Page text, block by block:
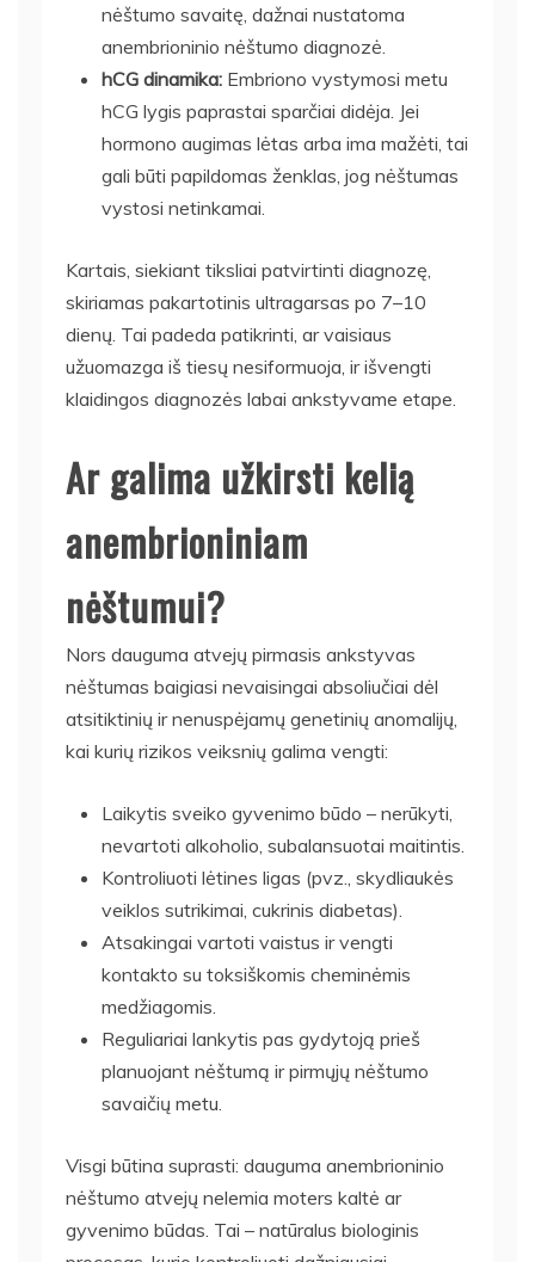
nėštumo savaitę, dažnai nustatoma
anembrioninio nėštumo diagnozė.
hCG dinamika: Embriono vystymosi metu
hCG lygis paprastai sparčiai didėja. Jei
hormono augimas lėtas arba ima mažėti, tai
gali būti papildomas ženklas, jog nėštumas
vystosi netinkamai.
Kartais, siekiant tiksliai patvirtinti diagnozę,
skiriamas pakartotinis ultragarsas po 7–10
dienų. Tai padeda patikrinti, ar vaisiaus
užuomazga iš tiesų nesiformuoja, ir išvengti
klaidingos diagnozės labai ankstyvame etape.
Ar galima užkirsti kelią
anembrioniniam
nėštumui?
Nors dauguma atvejų pirmasis ankstyvas
nėštumas baigiasi nevaisingai absoliučiai dėl
atsitiktinių ir nenuspėjamų genetinių anomalijų,
kai kurių rizikos veiksnių galima vengti:
Laikytis sveiko gyvenimo būdo – nerūkyti,
nevartoti alkoholio, subalansuotai maitintis.
Kontroliuoti lėtines ligas (pvz., skydliaukės
veiklos sutrikimai, cukrinis diabetas).
Atsakingai vartoti vaistus ir vengti
kontakto su toksiškomis cheminėmis
medžiagomis.
Reguliariai lankytis pas gydytoją prieš
planuojant nėštumą ir pirmųjų nėštumo
savaičių metu.
Visgi būtina suprasti: dauguma anembrioninio
nėštumo atvejų nelemia moters kaltė ar
gyvenimo būdas. Tai – natūralus biologinis